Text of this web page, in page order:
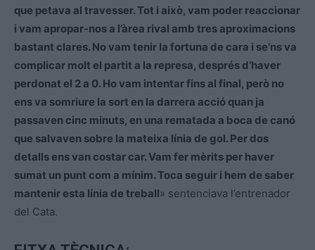
que petava al travesser. Tot i això, vam poder reaccionar
i vam apropar-nos a l’àrea rival amb tres aproximacions
bastant clares. No vam tenir la fortuna de cara i se’ns va
complicar molt el partit a la represa, després d’haver
perdonat el 2 a 0. Ho vam intentar fins al final, però no
ens va somriure la sort en la darrera acció quan ja
passaven cinc minuts, en una rematada a boca de canó
que salvaven sobre la mateixa línia de gol. Per dos
detalls ens van costar car. Vam fer mèrits per haver
sumat un punt com a mínim. Toca seguir i hem de saber
mantenir esta línia de treball» sentenciava l’entrenador
del Cata.